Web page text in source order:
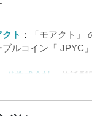
ト
「モアクト」
ブルコイン「 JPYC
ド株式会社
信託型